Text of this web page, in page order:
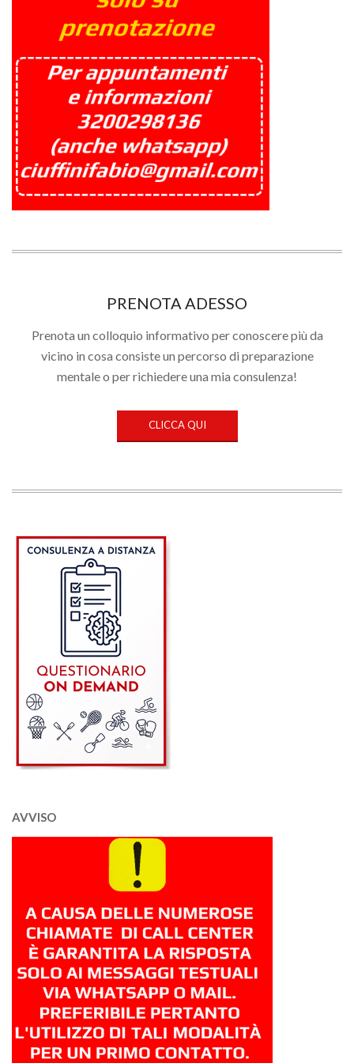
PRENOTA ADESSO
Prenota un colloquio informativo per conoscere più da
vicino in cosa consiste un percorso di preparazione
mentale o per richiedere una mia consulenza!
CLICCA QUI
AVVISO